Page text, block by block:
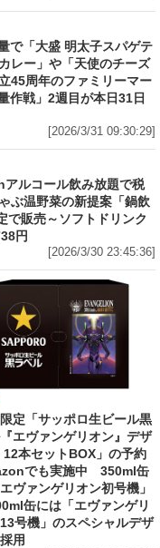
で「大盛 明太子スパゲテ
レー」や「天使のチーズ
45周年のファミリーマー
作戦」2週目が本日31日
[2026/3/31 09:30:29]
ルコール飲み放題で税
ぶ温野菜の新提案「鍋飲
で販売～ソフトドリンク
円
[2026/3/30 23:45:36]
定「サッポロ生ビール黒
エヴァンゲリオン』デザ
12本セットBOX」の予約
でも実施中 350ml缶
ヴァンゲリオン初号機」
缶には「エヴァンゲリ
号機」のスペシャルデザ
用